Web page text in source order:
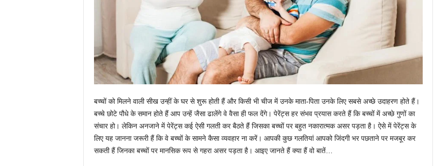
बच्चों को मिलने वाली सीख उन्हीं के घर से शुरू होती हैं और किसी भी चीज में उनके माता-पिता उनके लिए सबसे अच्छे उदाहरण होते हैं।
बच्चे छोटे पौधे के समान होते हैं आप उन्हें जैसा ढालेंगे वे वैसा ही फल देंगे। पेरेंट्स हर संभव प्रयास करते हैं कि बच्चों में अच्छे गुणों का
संचार हो। लेकिन अनजाने में पेरेंट्स कई ऐसी गलती कर बैठते हैं जिसका बच्चों पर बहुत नकारात्मक असर पड़ता है। ऐसे में पेरेंट्स के
लिए यह जानना जरूरी हैं कि वे बच्चों के सामने कैसा व्यवहार ना करें। आपकी कुछ गलतियां आपको जिंदगी भर पछताने पर मजबूर कर
सकती हैं जिनका बच्चों पर मानसिक रूप से गहरा असर पड़ता है। आइए जानते हैं क्या हैं वो बातें…